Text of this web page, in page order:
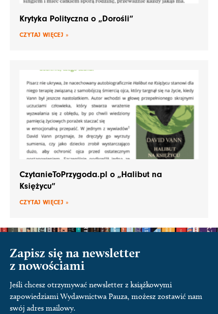
Krytyka Polityczna o „Dorośli”
CZYTAJ WIĘCEJ »
CzytanieToPrzygoda.pl o „Halibut na
Księżycu”
CZYTAJ WIĘCEJ »
Zapisz się na newsletter
z nowościami
Jeśli chcesz otrzymywać newsletter z książkowymi
zapowiedziami Wydawnictwa Pauza, możesz zostawić nam
swój adres mailowy.